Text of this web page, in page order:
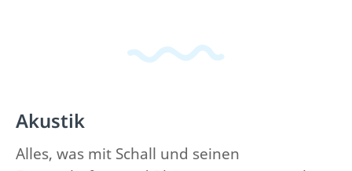
Akustik
Alles, was mit Schall und seinen